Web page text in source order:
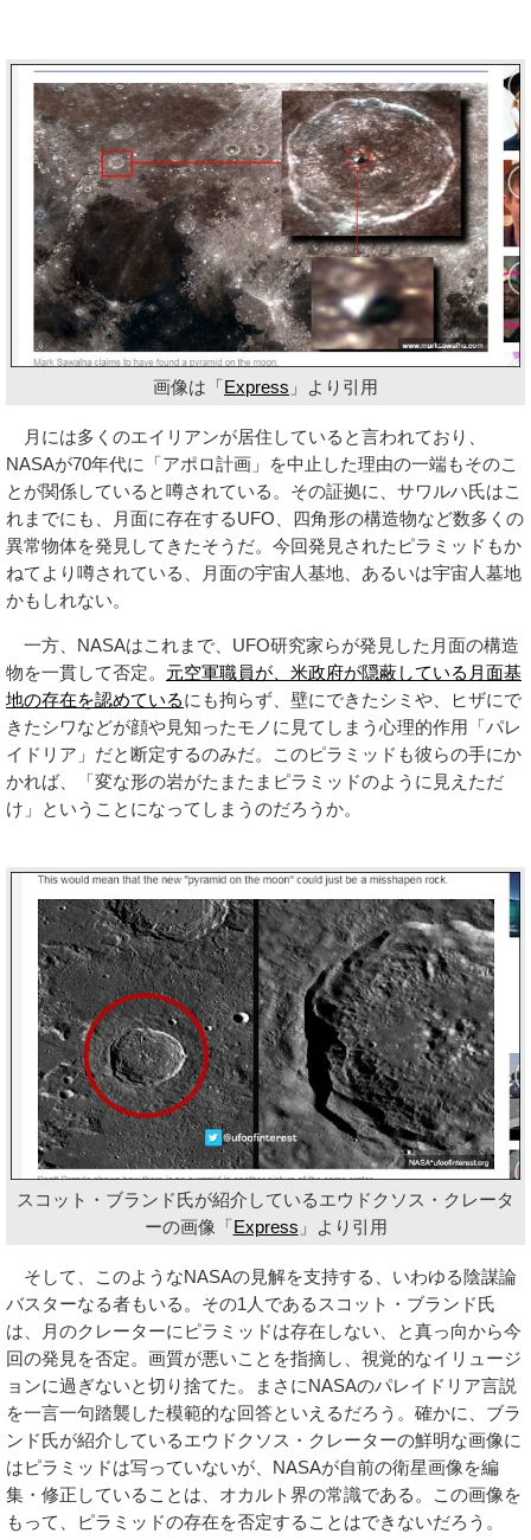
画像は「Express 」より引用
月には多くのエイリアンが居住していると言われており、
NASAが70年代に「アポロ計画」を中止した理由の一端もそのこ
とが関係していると噂されている。その証拠に、サワルハ氏はこ
れまでにも、月面に存在するUFO、四角形の構造物など数多くの
異常物体を発見してきたそうだ。今回発見されたピラミッドもか
ねてより噂されている、月面の宇宙人基地、あるいは宇宙人墓地
かもしれない。
一方、NASAはこれまで、UFO研究家らが発見した月面の構造
物を一貫して否定。 元空軍職員が、米政府が隠蔽している月面基
地の存在を認めているにも拘らず、壁にできたシミや、ヒザにで
きたシワなどが顔や見知ったモノに見てしまう心理的作用「パレ
イドリア」だと断定するのみだ。このピラミッドも彼らの手にか
かれば、「変な形の岩がたまたまピラミッドのように見えただ
け」ということになってしまうのだろうか。
スコット・ブランド氏が紹介しているエウドクソス・クレータ
ーの画像「Express 」より引用
そして、このようなNASAの見解を支持する、いわゆる陰謀論
バスターなる者もいる。その1人であるスコット・ブランド氏
は、月のクレーターにピラミッドは存在しない、と真っ向から今
回の発見を否定。画質が悪いことを指摘し、視覚的なイリュージ
ョンに過ぎないと切り捨てた。まさにNASAのパレイドリア言説
を一言一句踏襲した模範的な回答といえるだろう。確かに、ブラ
ンド氏が紹介しているエウドクソス・クレーターの鮮明な画像に
はピラミッドは写っていないが、NASAが自前の衛星画像を編
集・修正していることは、オカルト界の常識である。この画像を
もって、ピラミッドの存在を否定することはできないだろう。